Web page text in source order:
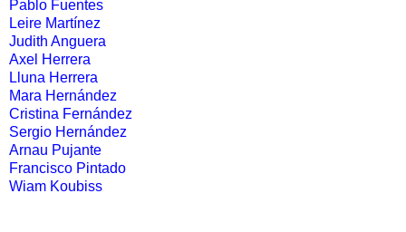
Pablo Fuentes
Leire Martínez
Judith Anguera
Axel Herrera
Lluna Herrera
Mara Hernández
Cristina Fernández
Sergio Hernández
Arnau Pujante
Francisco Pintado
Wiam Koubiss